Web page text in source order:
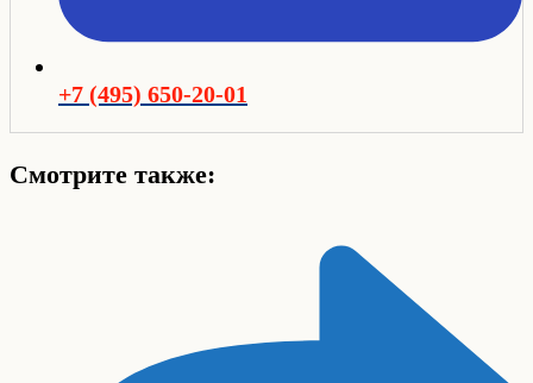
+7 (495) 650-20-01
Смотрите также: